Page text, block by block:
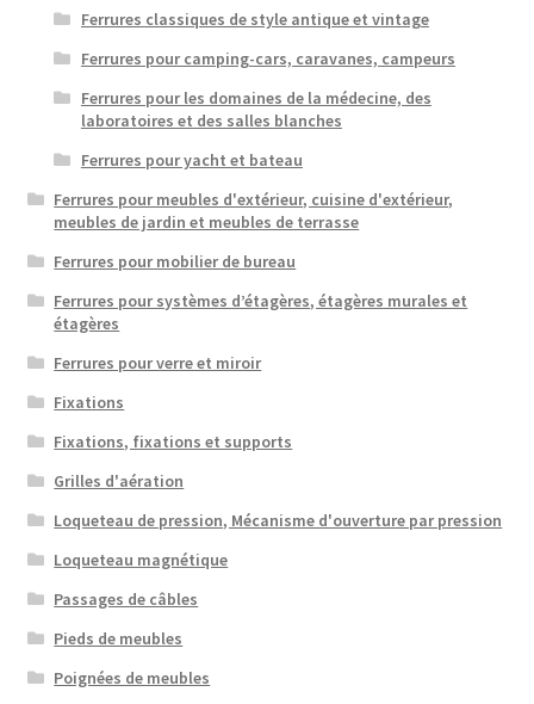
Ferrures classiques de style antique et vintage
Ferrures pour camping-cars, caravanes, campeurs
Ferrures pour les domaines de la médecine, des
laboratoires et des salles blanches
Ferrures pour yacht et bateau
Ferrures pour meubles d'extérieur, cuisine d'extérieur,
meubles de jardin et meubles de terrasse
Ferrures pour mobilier de bureau
Ferrures pour systèmes d’étagères, étagères murales et
étagères
Ferrures pour verre et miroir
Fixations
Fixations, fixations et supports
Grilles d'aération
Loqueteau de pression, Mécanisme d'ouverture par pression
Loqueteau magnétique
Passages de câbles
Pieds de meubles
Poignées de meubles